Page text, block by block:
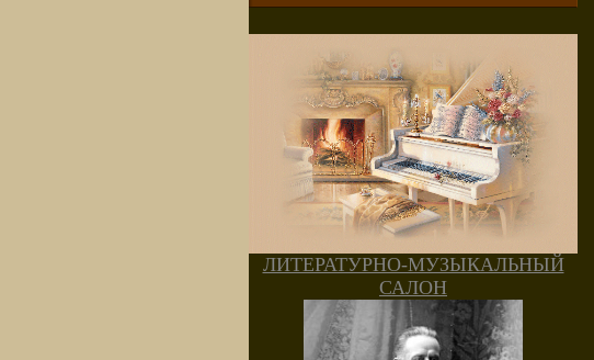
ЛИТЕРАТУРНО-МУЗЫКАЛЬНЫЙ
САЛОН